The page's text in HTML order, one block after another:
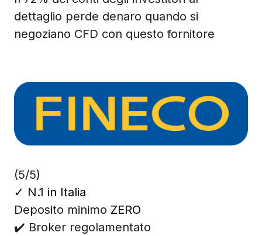
dettaglio perde denaro quando si
negoziano CFD con questo fornitore
(5/5)
✓ N.1 in Italia
Deposito minimo ZERO
✔️ Broker regolamentato